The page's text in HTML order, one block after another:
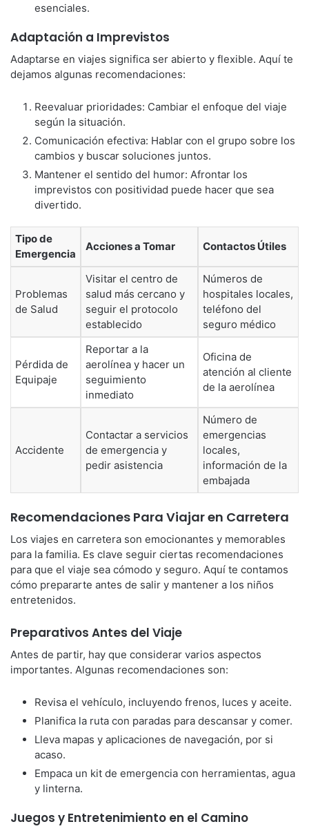
esenciales.
Adaptación a Imprevistos
Adaptarse en viajes significa ser abierto y flexible. Aquí te
dejamos algunas recomendaciones:
Reevaluar prioridades: Cambiar el enfoque del viaje
según la situación.
Comunicación efectiva: Hablar con el grupo sobre los
cambios y buscar soluciones juntos.
Mantener el sentido del humor: Afrontar los
imprevistos con positividad puede hacer que sea
divertido.
Tipo de
Emergencia
Acciones a Tomar Contactos Útiles
Problemas
de Salud
Visitar el centro de
salud más cercano y
seguir el protocolo
establecido
Números de
hospitales locales,
teléfono del
seguro médico
Pérdida de
Equipaje
Reportar a la
aerolínea y hacer un
seguimiento
inmediato
Oficina de
atención al cliente
de la aerolínea
Accidente
Contactar a servicios
de emergencia y
pedir asistencia
Número de
emergencias
locales,
información de la
embajada
Recomendaciones Para Viajar en Carretera
Los viajes en carretera son emocionantes y memorables
para la familia. Es clave seguir ciertas recomendaciones
para que el viaje sea cómodo y seguro. Aquí te contamos
cómo prepararte antes de salir y mantener a los niños
entretenidos.
Preparativos Antes del Viaje
Antes de partir, hay que considerar varios aspectos
importantes. Algunas recomendaciones son:
Revisa el vehículo, incluyendo frenos, luces y aceite.
Planifica la ruta con paradas para descansar y comer.
Lleva mapas y aplicaciones de navegación, por si
acaso.
Empaca un kit de emergencia con herramientas, agua
y linterna.
Juegos y Entretenimiento en el Camino